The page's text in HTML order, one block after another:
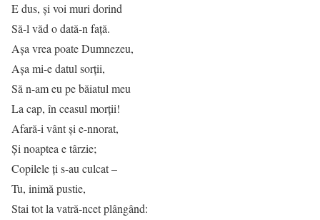
E dus, şi voi muri dorind
Să-l văd o dată-n faţă.
Aşa vrea poate Dumnezeu,
Aşa mi-e datul sorţii,
Să n-am eu pe băiatul meu
La cap, în ceasul morţii!
Afară-i vânt şi e-nnorat,
Şi noaptea e târzie;
Copilele ţi s-au culcat –
Tu, inimă pustie,
Stai tot la vatră-ncet plângând: